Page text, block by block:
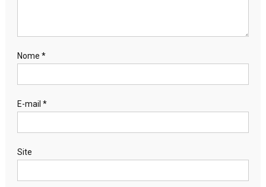
Nome *
E-mail *
Site